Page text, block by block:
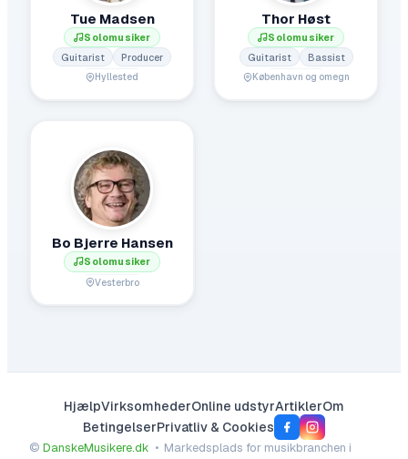
Tue Madsen
Solomusiker
Guitarist
Producer
Hyllested
Thor Høst
Solomusiker
Guitarist
Bassist
København og omegn
Bo Bjerre Hansen
Solomusiker
Vesterbro
HjælpVirksomhederOnline udstyrArtiklerOm
BetingelserPrivatliv & Cookies
© DanskeMusikere.dk • Markedsplads for musikbranchen i